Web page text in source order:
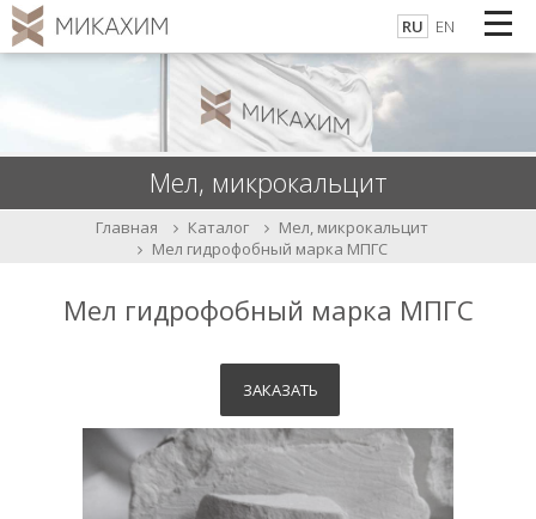
RU EN
Мел, микрокальцит
Главная Каталог
Мел, микрокальцит
Мел гидрофобный марка МПГС
Мел гидрофобный марка МПГС
ЗАКАЗАТЬ